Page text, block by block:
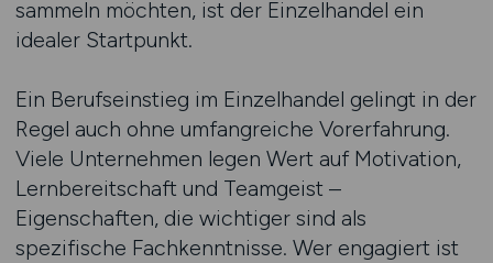
sammeln möchten, ist der Einzelhandel ein
idealer Startpunkt.
Ein Berufseinstieg im Einzelhandel gelingt in der
Regel auch ohne umfangreiche Vorerfahrung.
Viele Unternehmen legen Wert auf Motivation,
Lernbereitschaft und Teamgeist –
Eigenschaften, die wichtiger sind als
spezifische Fachkenntnisse. Wer engagiert ist